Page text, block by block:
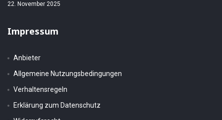
22. November 2025
Impressum
Anbieter
Allgemeine Nutzungsbedingungen
Verhaltensregeln
Erklärung zum Datenschutz